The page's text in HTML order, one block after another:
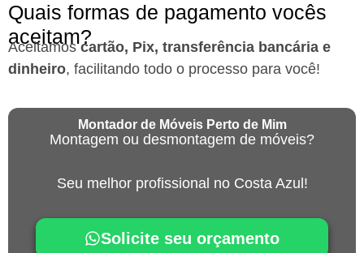
Quais formas de pagamento vocês
aceitam?
Aceitamoscartão, Pix, transferência bancária e
dinheiro, facilitando todo o processo para você!
Montador de Móveis Perto de Mim
Montagem ou desmontagem de móveis?
Seu melhor profissional no Costa Azul!
Solicite seu orçamento